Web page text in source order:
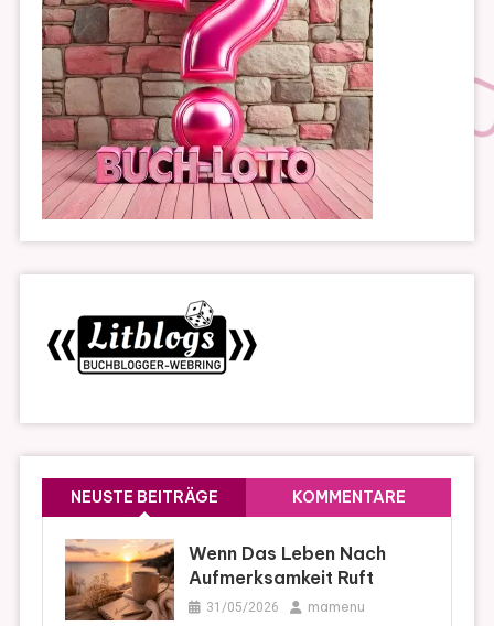
NEUSTE BEITRÄGE KOMMENTARE
Wenn Das Leben Nach
Aufmerksamkeit Ruft
31/05/2026 mamenu